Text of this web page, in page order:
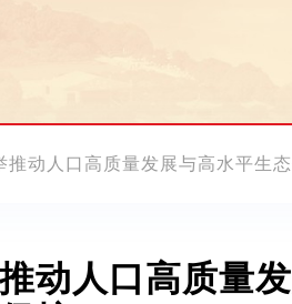
动人口高质量发展与高水平生
动人口高质量